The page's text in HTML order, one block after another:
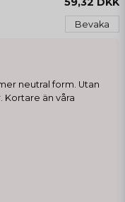
Bevaka
neutral form. Utan
Kortare än våra